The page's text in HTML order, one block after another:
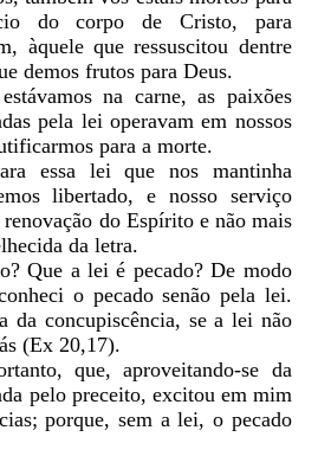
do corpo de Cristo, para
àquele que ressuscitou dentre
demos frutos para Deus.
na carne, as paixões
pela lei operavam em nossos
para a morte.
essa lei que nos mantinha
libertado, e nosso serviço
do Espírito e não mais
da letra.
Que a lei é pecado? De modo
o pecado senão pela lei.
da concupiscência, se a lei não
(Ex 20,17).
que, aproveitando-se da
pelo preceito, excitou em mim
porque, sem a lei, o pecado